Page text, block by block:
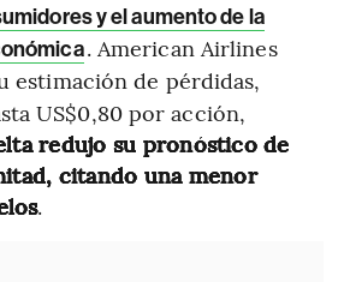
y el aumento de la
. American Airlines
estimación de pérdidas,
US$0,80 por acción,
redujo su pronóstico de
citando una menor
.